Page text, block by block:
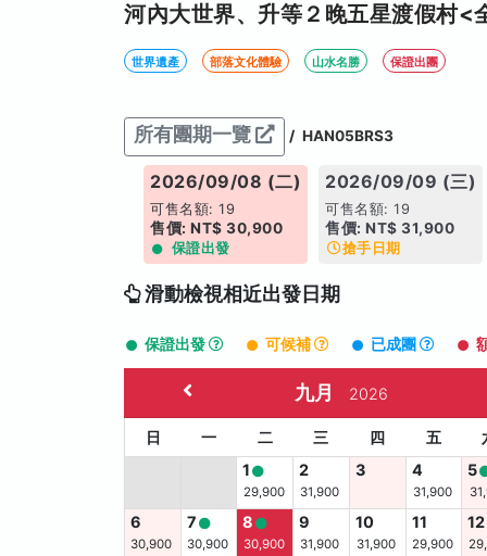
河內大世界、升等２晚五星渡假村<
世界遺產 部落文化體驗 山水名勝 保證出團
所有團期一覽 / HAN05BRS3
2026/09/08 (二)
可售名額: 19
售價: NT$ 30,900
保證出發
2026/09/09 (三)
可售名額: 19
售價: NT$ 31,900
搶手日期
滑動檢視相近出發日期
保證出發 可候補 已成團
九月 2026
日 一 二 三 四 五
1
29,900
2
31,900
3 4
31,900
5
6
30,900
7
30,900
8
30,900
9
31,900
10
31,900
11
29,900
12